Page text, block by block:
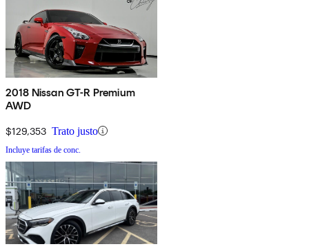
2018 Nissan GT-R Premium
AWD
$129,353 Trato justo
Incluye tarifas de conc.